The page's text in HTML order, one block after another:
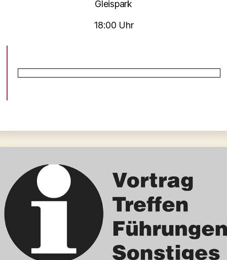
Gleispark
18:00 Uhr